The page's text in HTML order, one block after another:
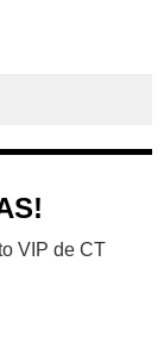
VIP de CT